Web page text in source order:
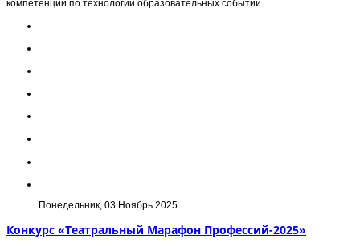
компетенции по технологии образовательных событий.
Понедельник, 03 Ноябрь 2025
Конкурс «Театральный Марафон Профессий-2025»